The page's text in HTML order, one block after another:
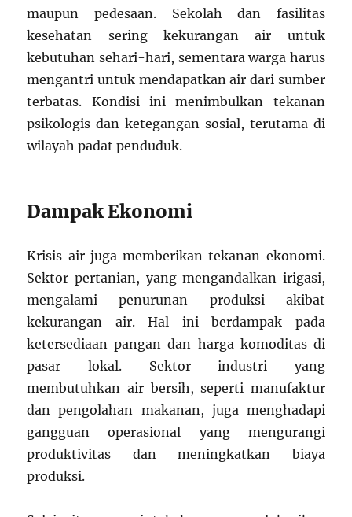
maupun pedesaan. Sekolah dan fasilitas
kesehatan sering kekurangan air untuk
kebutuhan sehari-hari, sementara warga harus
mengantri untuk mendapatkan air dari sumber
terbatas. Kondisi ini menimbulkan tekanan
psikologis dan ketegangan sosial, terutama di
wilayah padat penduduk.
Dampak Ekonomi
Krisis air juga memberikan tekanan ekonomi.
Sektor pertanian, yang mengandalkan irigasi,
mengalami penurunan produksi akibat
kekurangan air. Hal ini berdampak pada
ketersediaan pangan dan harga komoditas di
pasar lokal. Sektor industri yang
membutuhkan air bersih, seperti manufaktur
dan pengolahan makanan, juga menghadapi
gangguan operasional yang mengurangi
produktivitas dan meningkatkan biaya
produksi.